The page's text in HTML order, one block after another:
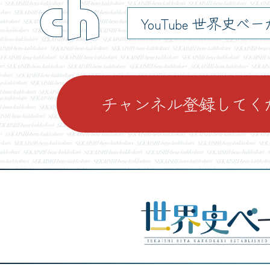
YouTube 世界史べ
チャンネル登録して